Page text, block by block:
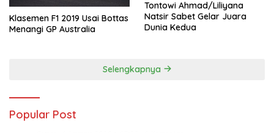
Klasemen F1 2019 Usai Bottas
Menangi GP Australia
Tontowi Ahmad/Liliyana
Natsir Sabet Gelar Juara
Dunia Kedua
Selengkapnya
Popular Post